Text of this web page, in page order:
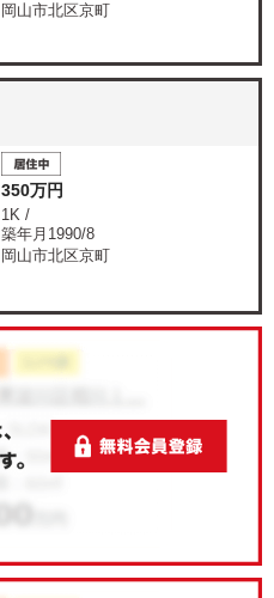
岡山市北区京町
350万円
1K /
築年月1990/8
岡山市北区京町